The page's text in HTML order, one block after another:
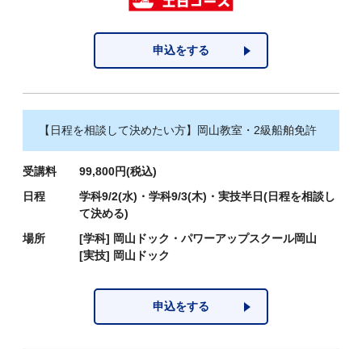
申込をする
【日程を相談して決めたい方】岡山教室・2級船舶免許
受講料
99,800円(税込)
日程
学科9/2(水)・学科9/3(木)・実技半日(日程を相談し
て決める)
場所
[学科] 岡山ドック・パワーアップスクール岡山
[実技] 岡山ドック
申込をする